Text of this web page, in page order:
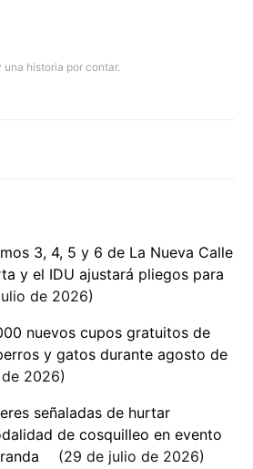
una historia por contar.
3, 4, 5 y 6 de La Nueva Calle
y el IDU ajustará pliegos para
de 2026
nuevos cupos gratuitos de
y gatos durante agosto de
2026
señaladas de hurtar
de cosquilleo en evento
29 de julio de 2026